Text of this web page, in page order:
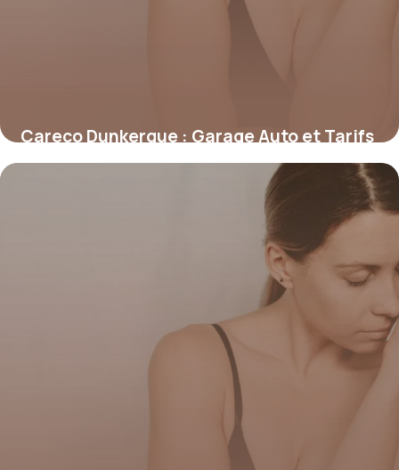
Careco Dunkerque : Garage Auto et Tarifs
4 juillet 2026